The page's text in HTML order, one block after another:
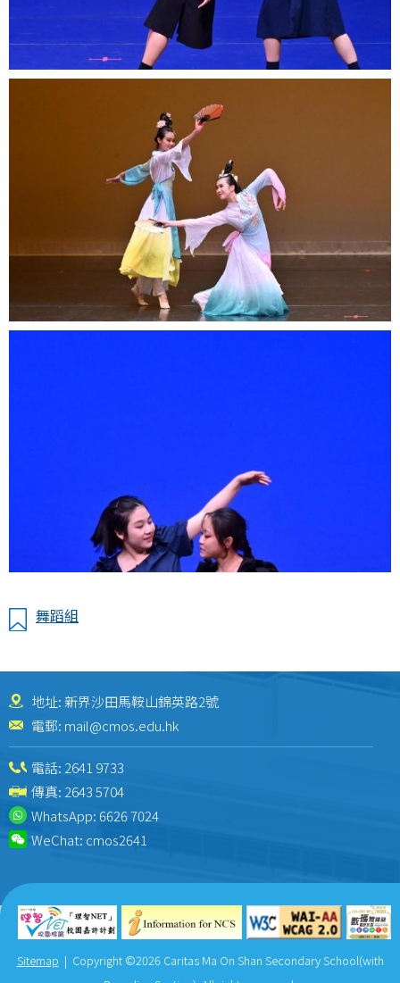
舞蹈組
地址: 新界沙田馬鞍山錦英路2號
電郵: mail@cmos.edu.hk
電話: 2641 9733
傳真: 2643 5704
WhatsApp:6626 7024
WeChat: cmos2641
Sitemap | Copyright ©2026 Caritas Ma On Shan Secondary School(with